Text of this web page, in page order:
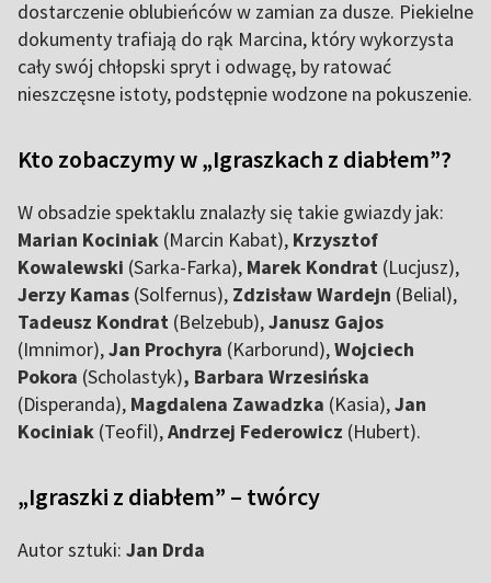
dostarczenie oblubieńców w zamian za dusze. Piekielne
dokumenty trafiają do rąk Marcina, który wykorzysta
cały swój chłopski spryt i odwagę, by ratować
nieszczęsne istoty, podstępnie wodzone na pokuszenie.
Kto zobaczymy w „Igraszkach z diabłem”?
W obsadzie spektaklu znalazły się takie gwiazdy jak:
Marian Kociniak (Marcin Kabat), Krzysztof
Kowalewski (Sarka-Farka), Marek Kondrat (Lucjusz),
Jerzy Kamas (Solfernus), Zdzisław Wardejn (Belial),
Tadeusz Kondrat (Belzebub),Janusz Gajos
(Imnimor),Jan Prochyra (Karborund),Wojciech
Pokora (Scholastyk), Barbara Wrzesińska
(Disperanda), Magdalena Zawadzka (Kasia),Jan
Kociniak (Teofil),Andrzej Federowicz (Hubert).
„Igraszki z diabłem” – twórcy
Autor sztuki: Jan Drda